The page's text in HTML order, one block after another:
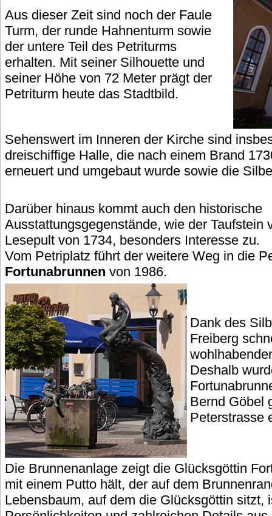
Aus dieser Zeit sind noch der Faule
Turm, der runde Hahnenturm sowie
der untere Teil des Petriturms
erhalten. Mit seiner Silhouette und
seiner Höhe von 72 Meter prägt der
Petriturm heute das Stadtbild.
Sehenswert im Inneren der Kirche sind
dreischiffige Halle, die nach einem Brand
erneuert und umgebaut wurde sowie die
Darüber hinaus kommt auch den historische
Ausstattungsgegenstände, wie der Taufstein
Lesepult von 1734, besonders Interesse zu.
Vom Petriplatz führt der weitere Weg in die
Fortunabrunnen von 1986.
Dank des
Freiberg
Deshalb
Bernd Göbel
Peterstrasse
Die Brunnenanlage zeigt die Glücksgöttin
mit einem Putto hält, der auf dem
Lebensbaum, auf dem die Glücksgöttin sitzt,